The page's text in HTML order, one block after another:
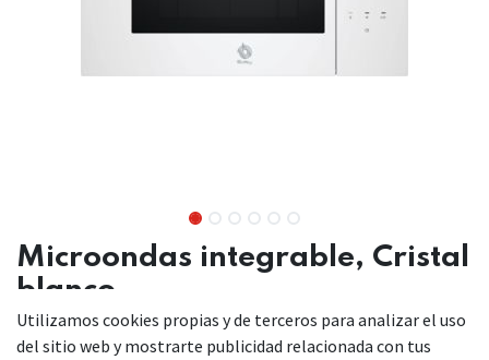
Microondas integrable, Cristal
blanco
3CG5172B2
Utilizamos cookies propias y de terceros para analizar el uso
del sitio web y mostrarte publicidad relacionada con tus